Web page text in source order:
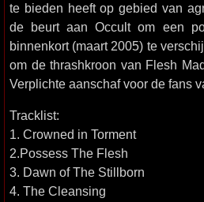
te bieden heeft op gebied van
de beurt aan Occult om een
binnenkort (maart 2005) te
om de thrashkroon van Flesh
Verplichte aanschaf voor de fans
Tracklist:
1. Crowned in Torment
2.Possess The Flesh
3. Dawn of The Stillborn
4. The Cleansing